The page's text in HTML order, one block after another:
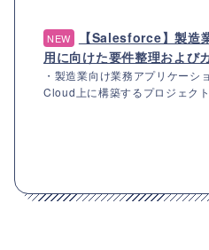
NEW
【Salesforce】製
用に向けた要件整理および
・製造業向け業務アプリケー
Cloud上に構築するプロジェク